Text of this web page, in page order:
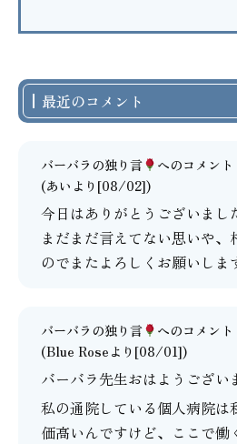
最近のコメント
バーバラの独り言
へのコメント
(あいより[08/02])
今日はありがとうございまし
まだまだ言えてない思いや、
のでまたよろしくお願いしま
バーバラの独り言
へのコメント
(Blue Roseより[08/01])
バーバラ先生おはようござい
私の通院している個人病院は
価高いんですけど、ここで働